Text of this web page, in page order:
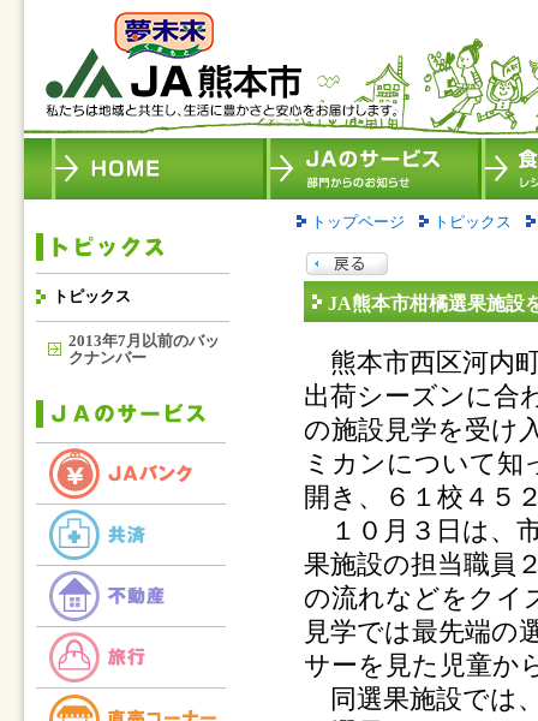
トピックス
2013年7月以前のバッ
クナンバー
トップページ トピックス
JA熊本市柑橘選果施設
熊本市西区河内
出荷シーズンに合
の施設見学を受け
ミカンについて知
開き、６１校４５
１０月３日は、
果施設の担当職員
の流れなどをクイ
見学では最先端の
サーを見た児童か
同選果施設では